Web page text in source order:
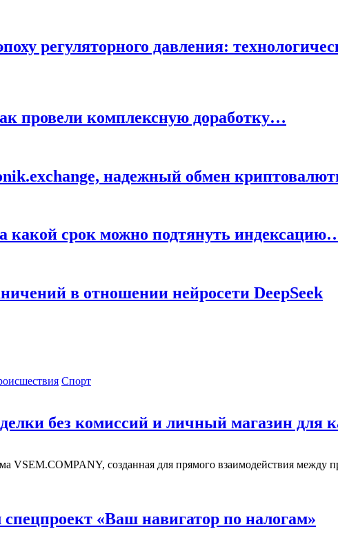
регуляторного давления:
провели комплексную доработку…
надежный обмен
какой срок можно подтянуть
в отношении нейросети DeepSeek
Спорт
без комиссий и личный магазин для
VSEM.COMPANY, созданная для прямого взаимодействия между
«Ваш навигатор по налогам»